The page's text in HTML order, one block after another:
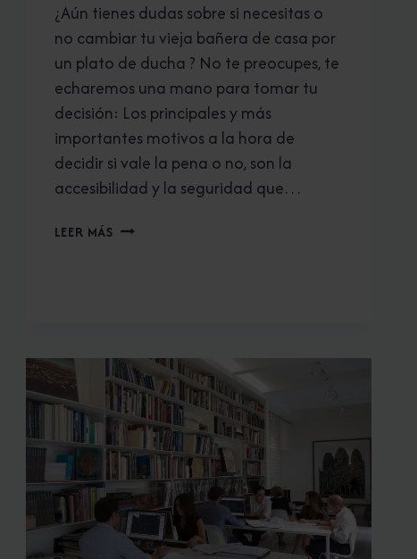
¿Aún tienes dudas sobre si necesitas o
no cambiar tu vieja bañera de casa por
un plato de ducha ? No te preocupes, te
echaremos una mano para tomar tu
decisión: Los principales y más
importantes motivos a la hora de
decidir si vale la pena o no, son la
accesibilidad y la seguridad que…
LEER MÁS PLATO
TU
VIEJA
BAÑERA?